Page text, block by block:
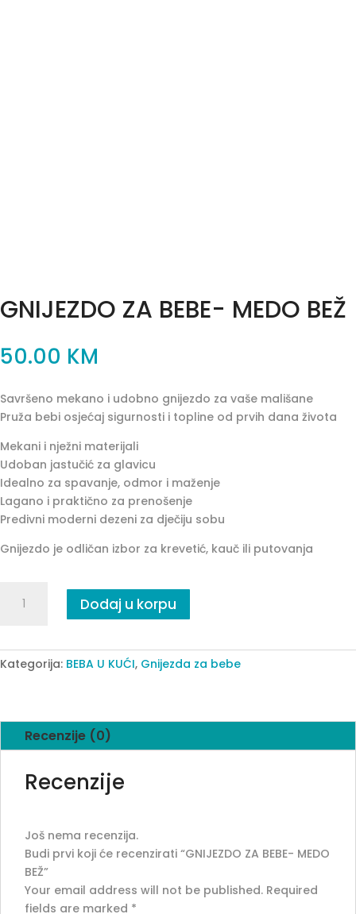
GNIJEZDO ZA BEBE- MEDO BEŽ
50.00 KM
Savršeno mekano i udobno gnijezdo za vaše mališane
Pruža bebi osjećaj sigurnosti i topline od prvih dana života
Mekani i nježni materijali
Udoban jastučić za glavicu
Idealno za spavanje, odmor i maženje
Lagano i praktično za prenošenje
Predivni moderni dezeni za dječiju sobu
Gnijezdo je odličan izbor za krevetić, kauč ili putovanja
BEŽ
Dodaj u korpu
Kategorija: BEBA U KUĆI, Gnijezda za bebe
Recenzije (0)
Recenzije
Još nema recenzija.
Budi prvi koji će recenzirati “GNIJEZDO ZA BEBE- MEDO
BEŽ”
Your email address will not be published. Required
fields are marked *